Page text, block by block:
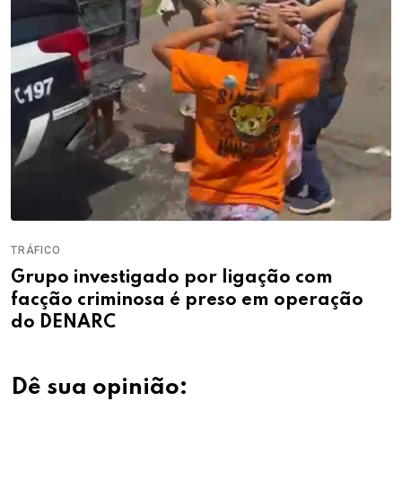
TRÁFICO
Grupo investigado por ligação com
facção criminosa é preso em operação
do DENARC
Dê sua opinião: